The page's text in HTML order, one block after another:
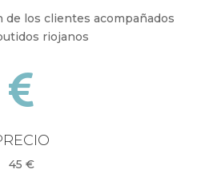
de los clientes acompañados
riojanos

45 €